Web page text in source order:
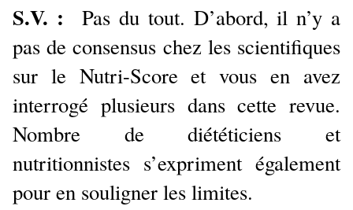
S.V. :Pas du tout. D’abord, il n’y a
pas de consensus chez les scientifiques
sur le Nutri-Score et vous en avez
interrogé plusieurs dans cette revue.
Nombre de diététiciens et
nutritionnistes s’expriment également
pour en souligner les limites.